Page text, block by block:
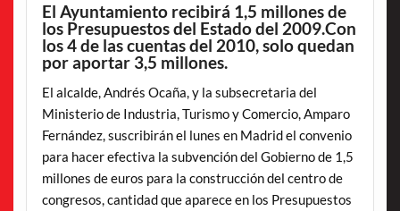
El Ayuntamiento recibirá 1,5 millones de
los Presupuestos del Estado del 2009.Con
los 4 de las cuentas del 2010, solo quedan
por aportar 3,5 millones.
El alcalde, Andrés Ocaña, y la subsecretaria del
Ministerio de Industria, Turismo y Comercio, Amparo
Fernández, suscribirán el lunes en Madrid el convenio
para hacer efectiva la subvención del Gobierno de 1,5
millones de euros para la construcción del centro de
congresos, cantidad que aparece en los Presupuestos